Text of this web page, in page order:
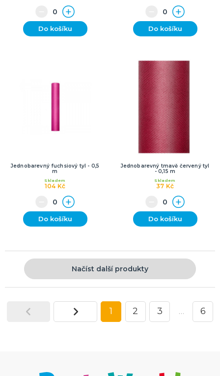
Do košíku Do košíku
Jednobarevný fuchsiový tyl - 0,5
m
104 Kč
Skladem
Do košíku
Jednobarevný tmavě červený tyl
- 0,15 m
37 Kč
Skladem
Do košíku
Načíst další produkty
1 2 3 … 6